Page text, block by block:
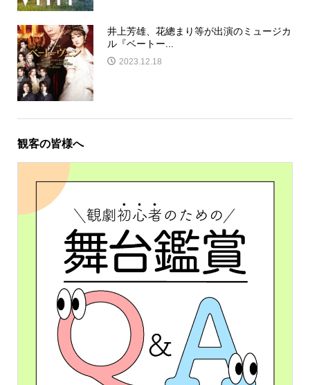
井上芳雄、花總まり等が出演のミュージカ
ル『ベートー...
2023.12.18
観客の皆様へ